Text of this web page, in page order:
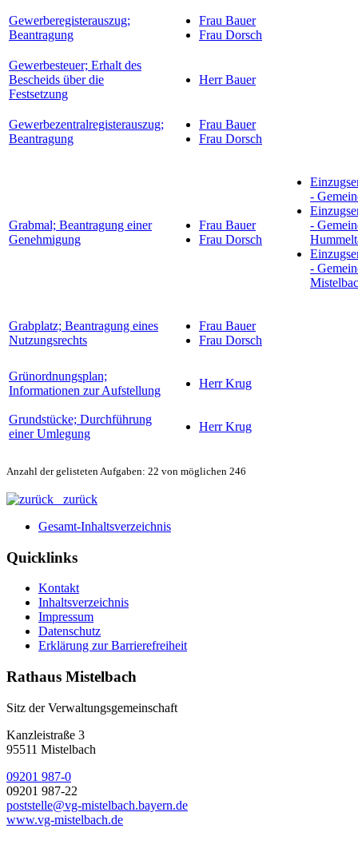
Gewerberegisterauszug;
Beantragung
Frau Bauer
Frau Dorsch
Gewerbesteuer; Erhalt des
Bescheids über die
Festsetzung
Herr Bauer
Gewerbezentralregisterauszug;
Beantragung
Frau Bauer
Frau Dorsch
Grabmal; Beantragung einer
Genehmigung
Frau Bauer
Frau Dorsch
-
-
-
Grabplatz; Beantragung eines
Nutzungsrechts
Frau Bauer
Frau Dorsch
Grünordnungsplan;
Informationen zur Aufstellung
Herr Krug
Grundstücke; Durchführung
einer Umlegung
Herr Krug
Anzahl der gelisteten Aufgaben: 22 von möglichen 246
zurück
Gesamt-Inhaltsverzeichnis
Quicklinks
Kontakt
Inhaltsverzeichnis
Impressum
Datenschutz
Erklärung zur Barrierefreiheit
Rathaus Mistelbach
Sitz der Verwaltungsgemeinschaft
Kanzleistraße 3
95511 Mistelbach
09201 987-0
09201 987-22
poststelle@vg-mistelbach.bayern.de
www.vg-mistelbach.de